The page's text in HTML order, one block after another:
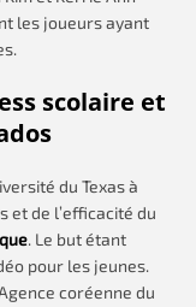
les joueurs ayant
scolaire et
du Texas à
et de l’efficacité du
. Le but étant
pour les jeunes.
coréenne du